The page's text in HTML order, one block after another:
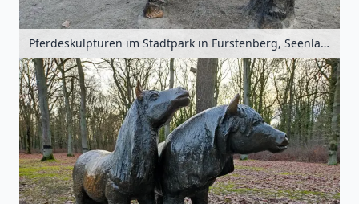
Pferdeskulpturen im Stadtpark in Fürstenberg, Seenland Oder-Spree, Brandenburg, Deutschland